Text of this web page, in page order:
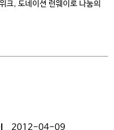
, 도네이션 런웨이로 나눔의
신인 모델이다. 부친 사업장의
교에서 진행하는
2012-04-09